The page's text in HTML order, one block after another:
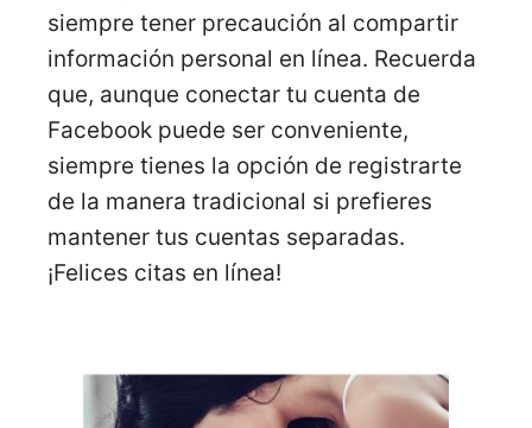
siempre tener precaución al compartir
información personal en línea. Recuerda
que, aunque conectar tu cuenta de
Facebook puede ser conveniente,
siempre tienes la opción de registrarte
de la manera tradicional si prefieres
mantener tus cuentas separadas.
¡Felices citas en línea!